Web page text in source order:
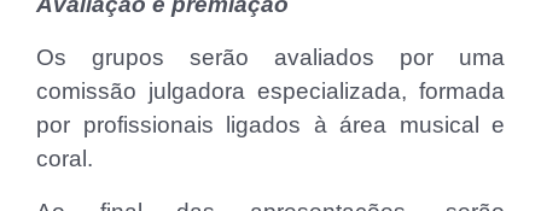
Os grupos serão avaliados por uma
comissão julgadora especializada, formada
por profissionais ligados à área musical e
coral.